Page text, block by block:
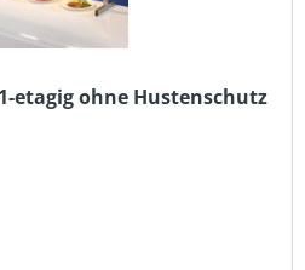
etagig ohne Hustenschutz